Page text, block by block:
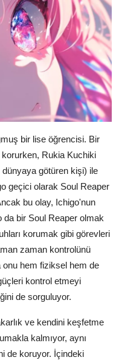
bir lise öğrencisi. Bir
Rukia Kuchiki
dünyaya götüren kişi) ile
geçici olarak Soul Reaper
bu olay, Ichigo'nun
da bir Soul Reaper olmak
korumak gibi görevleri
zaman kontrolünü
hem fiziksel hem de
kontrol etmeyi
de sorguluyor.
ve kendini keşfetme
kalmıyor, aynı
de koruyor. İçindeki